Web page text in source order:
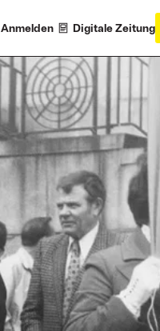
Anmelden Digitale Zeitung